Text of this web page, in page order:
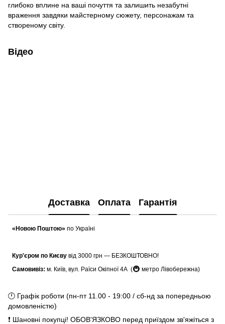
глибоко вплине на ваші почуття та залишить незабутні
враження завдяки майстерному сюжету, персонажам та
створеному світу.
Відео
Доставка Оплата Гарантія
«Новою Поштою» по Україні
Кур'єром по Києву від 3000 грн — БЕЗКОШТОВНО!
Самовивіз: м. Київ, вул. Раїси Окіпної 4А (🚇 метро Лівобережна)
🕛 Графік роботи (пн-пт 11.00 - 19:00 / сб-нд за попередньою
домовленістю)
❗ Шановні покупці! ОБОВ'ЯЗКОВО перед приїздом зв'яжіться з